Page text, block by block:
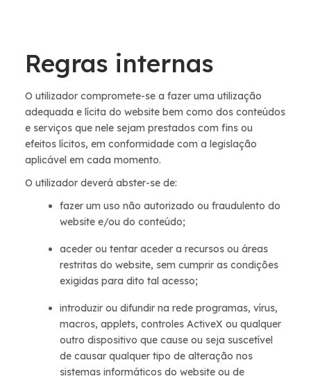
Regras internas
O utilizador compromete-se a fazer uma utilização
adequada e lícita do website bem como dos conteúdos
e serviços que nele sejam prestados com fins ou
efeitos lícitos, em conformidade com a legislação
aplicável em cada momento.
O utilizador deverá abster-se de:
fazer um uso não autorizado ou fraudulento do
website e/ou do conteúdo;
aceder ou tentar aceder a recursos ou áreas
restritas do website, sem cumprir as condições
exigidas para dito tal acesso;
introduzir ou difundir na rede programas, vírus,
macros, applets, controles ActiveX ou qualquer
outro dispositivo que cause ou seja suscetível
de causar qualquer tipo de alteração nos
sistemas informáticos do website ou de